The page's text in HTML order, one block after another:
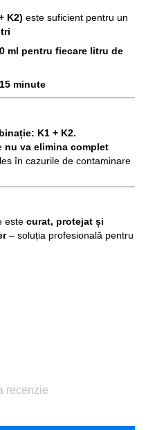
K2) este suficient pentru un
ml pentru fiecare litru de
15 minute
K1 + K2.
nu va elimina complet
în cazurile de contaminare
este curat, protejat și
– soluția profesională pentru
recenzie